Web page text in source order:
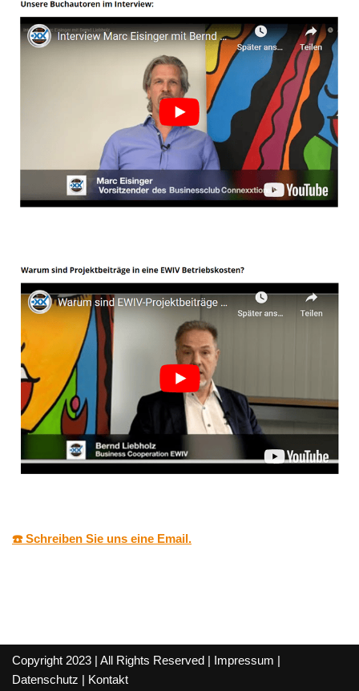
☎️ Schreiben Sie uns eine Email.
Copyright 2023 | All Rights Reserved | Impressum |
Datenschutz | Kontakt